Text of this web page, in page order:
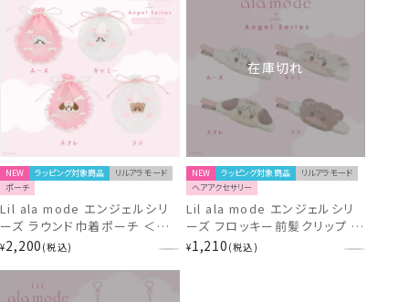
NEW ラッピング対象商品
リルアラモード
ポーチ
Lil ala mode エンジェルシリ
ーズ ラウンド巾着ポーチ ＜ム
ース/キャミー/スフレ/ラテ＞ リ
¥2,200 税込
在庫切れ
NEW ラッピング対象商品
リルアラモード
ヘアアクセサリー
Lil ala mode エンジェルシリ
ーズ フロッキー前髪クリップ ＜
ムース/キャミー/スフレ/ラテ＞
¥1,210 税込